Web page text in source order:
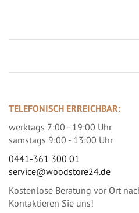
TELEFONISCH ERREICHBAR:
werktags 7:00 - 19:00 Uhr
samstags 9:00 - 13:00 Uhr
0441-361 300 01
service@woodstore24.de
Kostenlose Beratung vor Ort
Kontaktieren Sie uns!